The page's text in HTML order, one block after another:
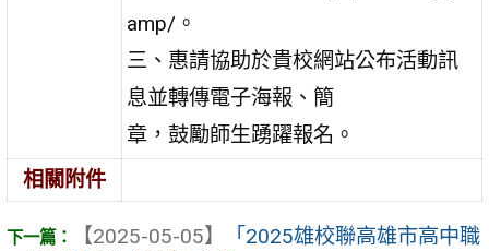
amp/。
三、惠請協助於貴校網站公布活動訊
息並轉傳電子海報、簡
章，鼓勵師生踴躍報名。
相關附件
【2025-05-05】
「2025雄校聯高雄市高中職